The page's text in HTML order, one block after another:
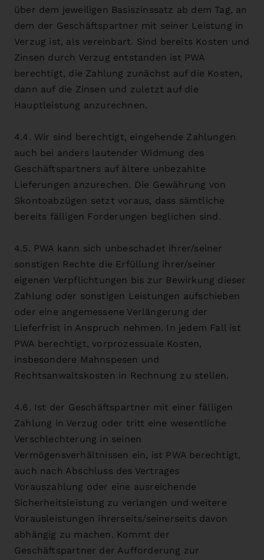
über dem jeweiligen Basiszinssatz ab dem Tag, an
dem der Geschäftspartner mit seiner Leistung in
Verzug ist, als vereinbart. Sind bereits Kosten und
Zinsen durch Verzug entstanden ist PWA
berechtigt, die Zahlung zunächst auf die Kosten,
dann auf die Zinsen und zuletzt auf die
Hauptleistung anzurechnen.
4.4. Wir sind berechtigt, eingehende Zahlungen
auch bei anders lautender Widmung des
Geschäftspartners auf ältere unbezahlte
Lieferungen anzurechen. Die Gewährung von
Skontoabzügen setzt voraus, dass sämtliche
bereits fälligen Forderungen beglichen sind.
4.5. PWA kann sich unbeschadet ihrer/seiner
sonstigen Rechte die Erfüllung ihrer/seiner
eigenen Verpflichtungen bis zur Bewirkung dieser
Zahlung oder sonstigen Leistungen aufschieben
oder eine angemessene Verlängerung der
Lieferfrist in Anspruch nehmen. In jedem Fall ist
PWA berechtigt, vorprozessuale Kosten,
insbesondere Mahnspesen und
Rechtsanwaltskosten in Rechnung zu stellen.
4.6. Ist der Geschäftspartner mit einer fälligen
Zahlung in Verzug oder tritt eine wesentliche
Verschlechterung in seinen
Vermögensverhältnissen ein, ist PWA berechtigt,
auch nach Abschluss des Vertrages
Vorauszahlung oder eine ausreichende
Sicherheitsleistung zu verlangen und weitere
Vorausleistungen ihrerseits/seinerseits davon
abhängig zu machen. Kommt der
Geschäftspartner der Aufforderung zur